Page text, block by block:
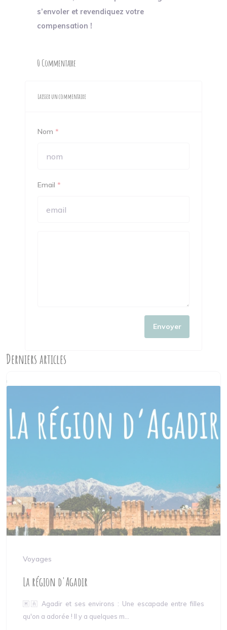
s’envoler et revendiquez votre
compensation !
0 Commentaire
Laisser un commentaire
Nom *
Email *
Envoyer
Derniers articles
Voyages
La région d'Agadir
🇲🇦 Agadir et ses environs : Une escapade entre filles
qu'on a adorée ! Il y a quelques m...